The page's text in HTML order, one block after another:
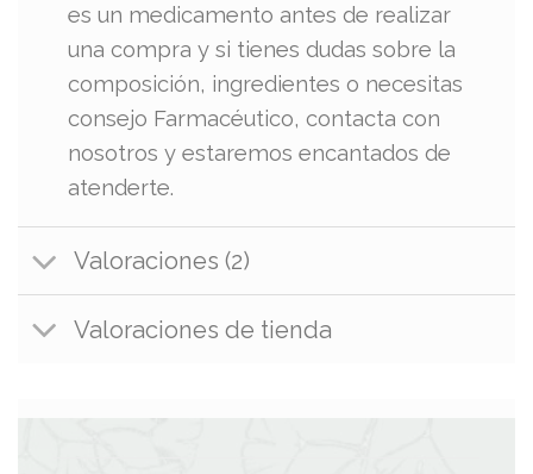
es un medicamento antes de realizar
una compra y si tienes dudas sobre la
composición, ingredientes o necesitas
consejo Farmacéutico, contacta con
nosotros y estaremos encantados de
atenderte.
Valoraciones (2)
Valoraciones de tienda